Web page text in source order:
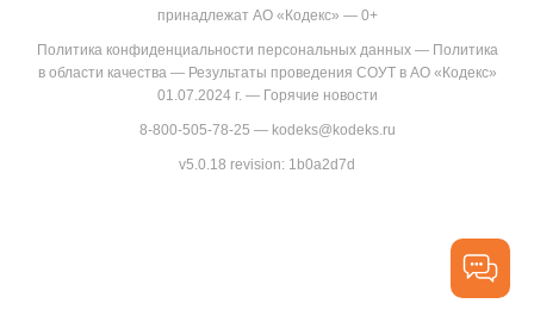
принадлежат АО «Кодекс» — 0+
Политика конфиденциальности персональных данных— Политика
в области качества— Результаты проведения СОУТ в АО «Кодекс»
01.07.2024 г.— Горячие новости
8-800-505-78-25 — kodeks@kodeks.ru
v5.0.18 revision: 1b0a2d7d